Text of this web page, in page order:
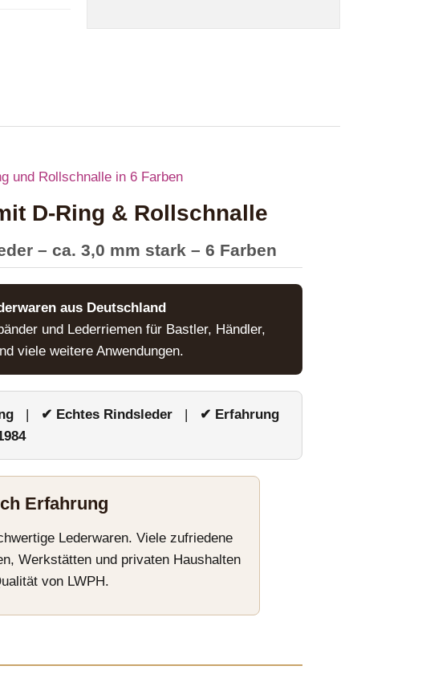
D-Ring & Rollschnalle
– ca. 3,0 mm stark – 6 Farben
aus Deutschland
und Lederriemen für Bastler, Händler,
viele weitere Anwendungen.
| ✔ Echtes Rindsleder |
✔ Erfahrung
Erfahrung
Lederwaren. Viele zufriedene
Werkstätten und privaten Haushalten
von LWPH.